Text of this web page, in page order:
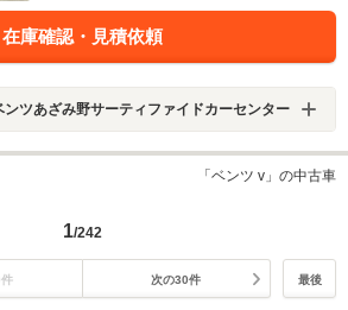
在庫確認・見積依頼
ンツあざみ野サーティファイドカーセンター
「ベンツ v」の中古車
1/242
次の30件 最後